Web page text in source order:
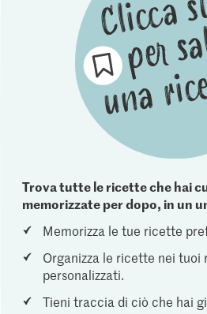
Trova tutte le ricette che hai
memorizzate per dopo, in un
Memorizza le tue ricette
Organizza le ricette nei tuoi
personalizzati.
Tieni traccia di ciò che hai